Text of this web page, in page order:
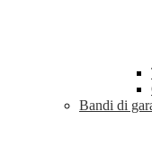
Bandi di